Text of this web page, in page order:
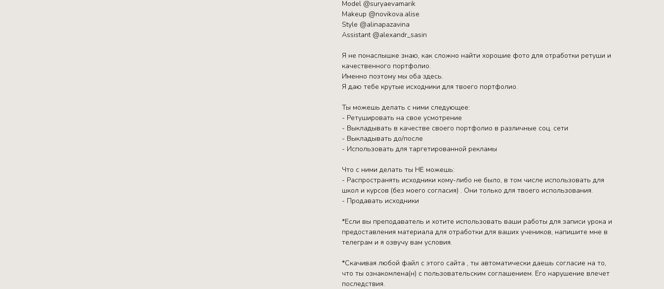
Model @suryaevamarik
Makeup @novikova.alise
Style @alinapazavina
Assistant @alexandr_sasin
Я не понаслышке знаю, как сложно найти хорошие фото для отработки ретуши и
качественного портфолио.
Именно поэтому мы оба здесь.
Я даю тебе крутые исходники для твоего портфолио.
Ты можешь делать с ними следующее:
- Ретушировать на свое усмотрение
- Выкладывать в качестве своего портфолио в различные соц. сети
- Выкладывать до/после
- Использовать для таргетированной рекламы
Что с ними делать ты НЕ можешь:
- Распространять исходники кому-либо не было, в том числе использовать для
школ и курсов (без моего согласия) . Они только для твоего использования.
- Продавать исходники
*Если вы преподаватель и хотите использовать ваши работы для записи урока и
предоставления материала для отработки для ваших учеников, напишите мне в
телеграм и я озвучу вам условия.
*Скачивая любой файл с этого сайта , ты автоматически даешь согласие на то,
что ты ознакомлена(н) с пользовательским соглашением. Его нарушение влечет
последствия.